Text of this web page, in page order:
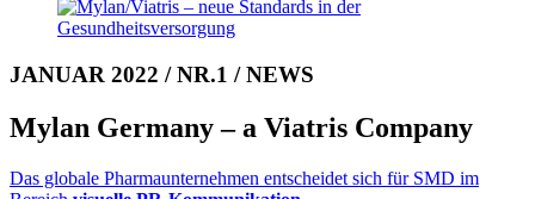
JANUAR 2022 / NR.1 / NEWS
Mylan Germany – a Viatris Company
Das globale Pharmaunterneh­men entscheidet sich für SMD im